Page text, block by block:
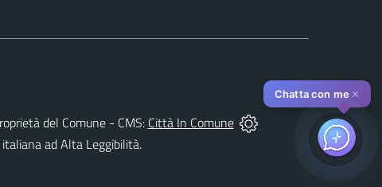
del Comune - CMS: Città In Comune
ad Alta Leggibilità.
Chatta con me ✕